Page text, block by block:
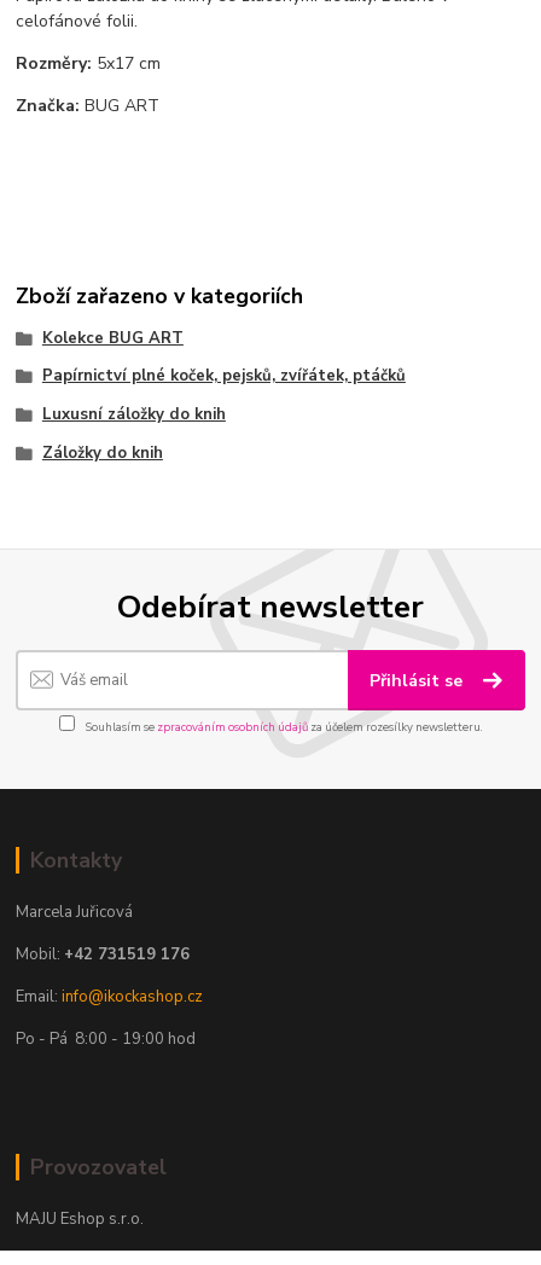
celofánové folii.
Rozměry: 5x17 cm
Značka: BUG ART
Zboží zařazeno v kategoriích
Kolekce BUG ART
Papírnictví plné koček, pejsků, zvířátek, ptáčků
Luxusní záložky do knih
Záložky do knih
Odebírat newsletter
Přihlásit se
Souhlasím se zpracováním osobních údajůza účelem rozesílky newsletteru.
Kontakty
Marcela Juřicová
Mobil: +42 731519 176
Email:info@ikockashop.cz
Po - Pá 8:00 - 19:00 hod
Provozovatel
MAJU Eshop s.r.o.